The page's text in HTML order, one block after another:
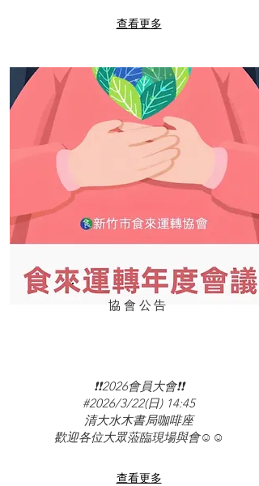
查看更多
協會公告
❗❗2026會員大會❗❗
#2026/3/22(日) 14:45
清大水木書局咖啡座
歡迎各位大眾蒞臨現場與會☺☺
查看更多